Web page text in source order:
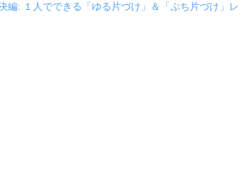
編: １人でできる「ゆる片づけ」＆「ぷち片づけ」レ